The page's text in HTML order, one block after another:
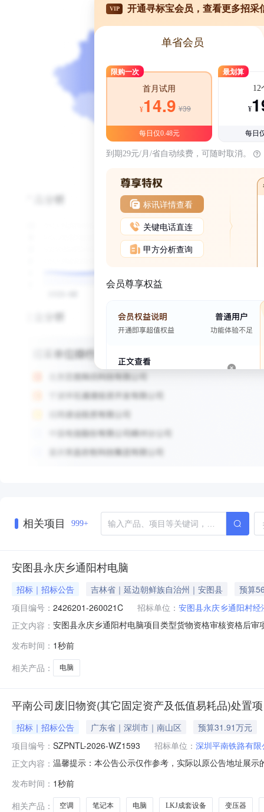
VIP 开通寻标宝会员，查看更多招采
单省会员
限购一次
首月试用
¥14.9 ¥39
每日仅0.48元
最划算
12
¥
每日
到期29元/月/省自动续费，可随时取消。
标讯详情查看
关键电话直连
甲方分析查询
会员尊享权益
相关项目 999+
安图县永庆乡通阳村电脑
招标｜招标公告 吉林省｜延边朝鲜族自治州｜安图县
预算
项目编号： 2426201-260021C 招标单位： 安图县永庆乡通阳村经
正文内容： 安图县永庆乡通阳村电脑项目类型货物资格审核资格后
《吉林省农村产权交易市场农村集体经济组织招标与网
概
发布时间： 1秒前
相关产品：
电脑
平南公司废旧物资(其它固定资产及低值易耗品)处置
招标｜招标公告 广东省｜深圳市｜南山区
预算31.91万元
项目编号： SZPNTL-2026-WZ1593 招标单位： 深圳平南铁路有限
正文内容： 温馨提示：本公告公示仅作参考，实际以原公告地址展
固定资产及低值易耗品等）进行处置：主要含：①机
细内容及技术参
发布时间： 1秒前
相关产品：
空调 笔记本 电脑 LKJ成套设备 变压器